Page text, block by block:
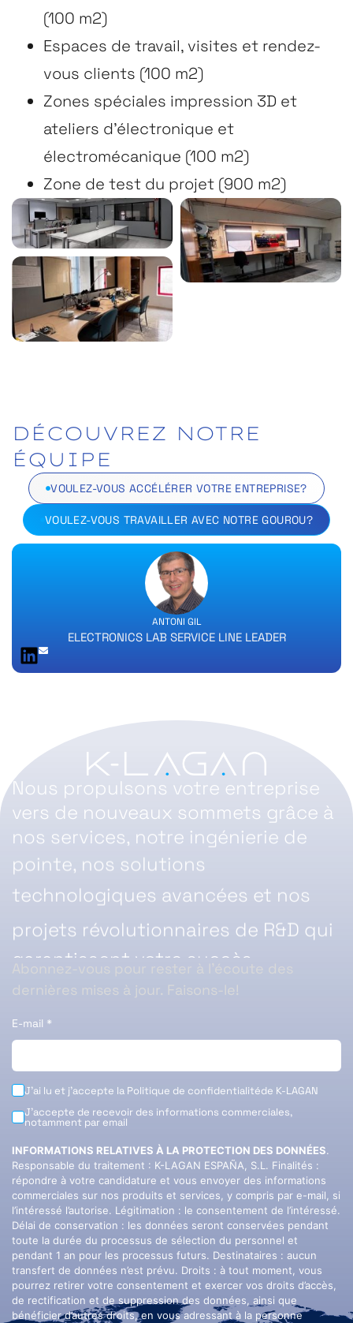
(100 m2)
Espaces de travail, visites et rendez-
vous clients (100 m2)
Zones spéciales impression 3D et
ateliers d’électronique et
électromécanique (100 m2)
Zone de test du projet (900 m2)
DÉCOUVREZ NOTRE
ÉQUIPE
VOULEZ-VOUS ACCÉLÉRER VOTRE ENTREPRISE?
VOULEZ-VOUS TRAVAILLER AVEC NOTRE GOUROU?
ANTONI GIL
ELECTRONICS LAB SERVICE LINE LEADER
Nous propulsons votre entreprise
vers de nouveaux sommets grâce à
nos services, notre ingénierie de
pointe, nos solutions
technologiques avancées et nos
projets révolutionnaires de R&D qui
garantissent votre succès.
Abonnez-vous pour rester à l’écoute des
dernières mises à jour. Faisons-le!
E-mail *
J'ai lu et j'accepte la Politique de confidentialitéde K-LAGAN
J'accepte de recevoir des informations commerciales,
notamment par email
INFORMATIONS RELATIVES À LA PROTECTION DES DONNÉES.
Responsable du traitement : K-LAGAN ESPAÑA, S.L. Finalités :
répondre à votre candidature et vous envoyer des informations
commerciales sur nos produits et services, y compris par e-mail, si
l’intéressé l’autorise. Légitimation : le consentement de l’intéressé.
Délai de conservation : les données seront conservées pendant
toute la durée du processus de sélection du personnel et
pendant 1 an pour les processus futurs. Destinataires : aucun
transfert de données n’est prévu. Droits : à tout moment, vous
pourrez retirer votre consentement et exercer vos droits d’accès,
de rectification et de suppression des données, ainsi que
bénéficier d’autres droits, en vous adressant à la personne